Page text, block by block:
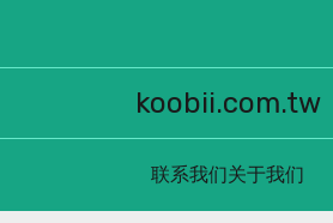
koobii.com.tw
联系我们关于我们